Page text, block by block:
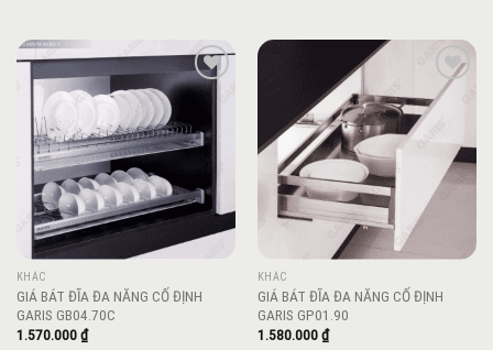
KHÁC
GIÁ BÁT ĐĨA ĐA NĂNG CỐ ĐỊNH
GARIS GB04.70C
1.570.000₫
Add to
wishlist
KHÁC
GIÁ BÁT ĐĨA ĐA NĂNG CỐ ĐỊNH
GARIS GP01.90
1.580.000₫